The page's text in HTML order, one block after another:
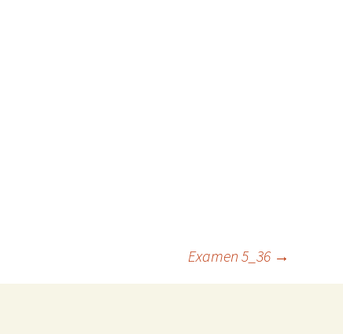
Examen 5_36 →